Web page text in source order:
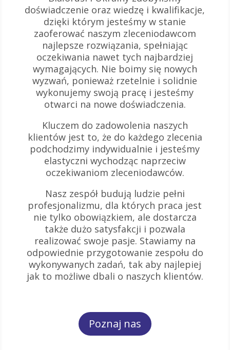
doświadczenie oraz wiedzę i kwalifikacje,
dzięki którym jesteśmy w stanie
zaoferować naszym zleceniodawcom
najlepsze rozwiązania, spełniając
oczekiwania nawet tych najbardziej
wymagających. Nie boimy się nowych
wyzwań, ponieważ rzetelnie i solidnie
wykonujemy swoją pracę i jesteśmy
otwarci na nowe doświadczenia.
Kluczem do zadowolenia naszych
klientów jest to, że do każdego zlecenia
podchodzimy indywidualnie i jesteśmy
elastyczni wychodząc naprzeciw
oczekiwaniom zleceniodawców.
Nasz zespół budują ludzie pełni
profesjonalizmu, dla których praca jest
nie tylko obowiązkiem, ale dostarcza
także dużo satysfakcji i pozwala
realizować swoje pasje. Stawiamy na
odpowiednie przygotowanie zespołu do
wykonywanych zadań, tak aby najlepiej
jak to możliwe dbali o naszych klientów.
Poznaj nas